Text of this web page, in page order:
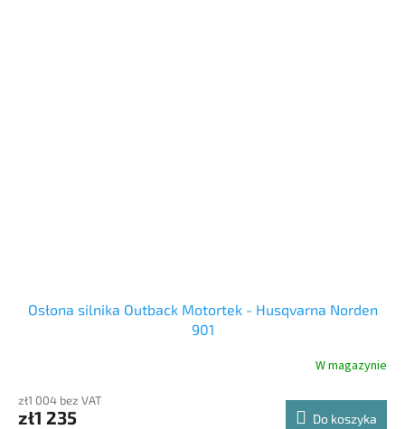
Osłona silnika Outback Motortek - Husqvarna Norden
901
W magazynie
zł1 004 bez VAT
zł1 235 Do koszyka